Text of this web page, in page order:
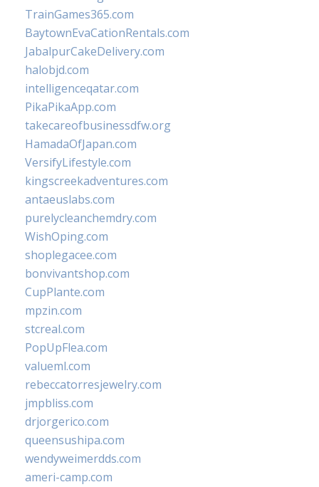
TrainGames365.com
BaytownEvaCationRentals.com
JabalpurCakeDelivery.com
halobjd.com
intelligenceqatar.com
PikaPikaApp.com
takecareofbusinessdfw.org
HamadaOfJapan.com
VersifyLifestyle.com
kingscreekadventures.com
antaeuslabs.com
purelycleanchemdry.com
WishOping.com
shoplegacee.com
bonvivantshop.com
CupPlante.com
mpzin.com
stcreal.com
PopUpFlea.com
valueml.com
rebeccatorresjewelry.com
jmpbliss.com
drjorgerico.com
queensushipa.com
wendyweimerdds.com
ameri-camp.com